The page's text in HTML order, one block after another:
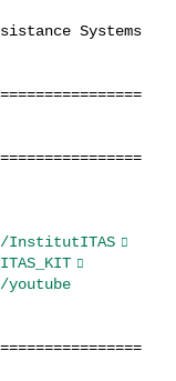
Systems
InstitutITAS